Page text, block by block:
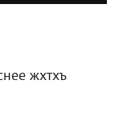
жхтхъ